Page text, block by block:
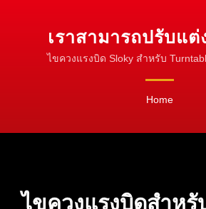
เราสามารถปรับแ
แรงบิดของ
การใช้งานของ
บิด CNC สำหรับกา
ไขควงแรงบิด Sloky สำหรับ
Home
ไขควงแรงบิดสำหรั